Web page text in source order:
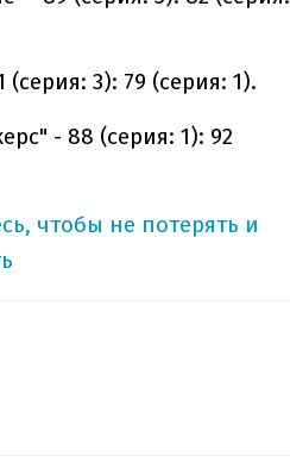
3): 79 (серия: 1).
- 88 (серия: 1): 92
чтобы не потерять и